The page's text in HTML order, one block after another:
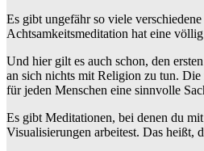
Es gibt ungefähr so viele
Achtsamkeitsmeditation hat eine
Und hier gilt es auch schon, den
an sich nichts mit Religion zu tun. Die
für jeden Menschen eine sinnvolle
Es gibt Meditationen, bei denen du
Visualisierungen arbeitest. Das heißt,